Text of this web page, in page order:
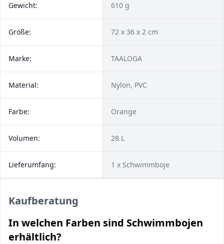
Gewicht: 610 g
Größe: 72 x 36 x 2 cm
Marke: TAALOGA
Material: Nylon, PVC
Farbe: Orange
Volumen: 28 L
Lieferumfang: 1 x Schwimmboje
Kaufberatung
In welchen Farben sind Schwimmbojen
erhältlich?